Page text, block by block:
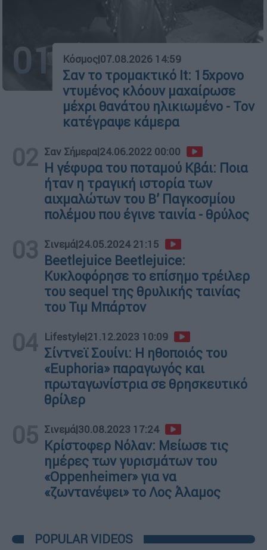
01 Κόσμος|07.08.2026 14:59
Σαν το τρομακτικό It: 15χρονο
ντυμένος κλόουν μαχαίρωσε
μέχρι θανάτου ηλικιωμένο - Τον
κατέγραψε κάμερα
02 Σαν Σήμερα|24.06.2022 00:00
Η γέφυρα του ποταμού Κβάι: Ποια
ήταν η τραγική ιστορία των
αιχμαλώτων του Β’ Παγκοσμίου
πολέμου που έγινε ταινία - θρύλος
03 Σινεμά|24.05.2024 21:15
Beetlejuice Beetlejuice:
Κυκλοφόρησε το επίσημο τρέιλερ
του sequel της θρυλικής ταινίας
του Τιμ Μπάρτον
04 Lifestyle|21.12.2023 10:09
Σίντνεϊ Σουίνι: H ηθοποιός του
«Euphoria» παραγωγός και
πρωταγωνίστρια σε θρησκευτικό
θρίλερ
05 Σινεμά|30.08.2023 17:24
Κρίστοφερ Νόλαν: Μείωσε τις
ημέρες των γυρισμάτων του
«Oppenheimer» για να
«ζωντανέψει» το Λος Άλαμος
POPULAR VIDEOS